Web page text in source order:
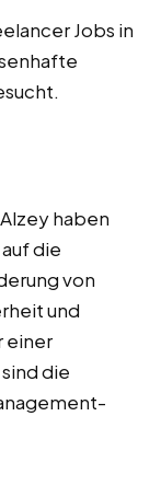
Jobs in
haben
die
von
und
einer
die